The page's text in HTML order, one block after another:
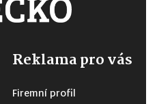
Reklama pro vás
Firemní profil